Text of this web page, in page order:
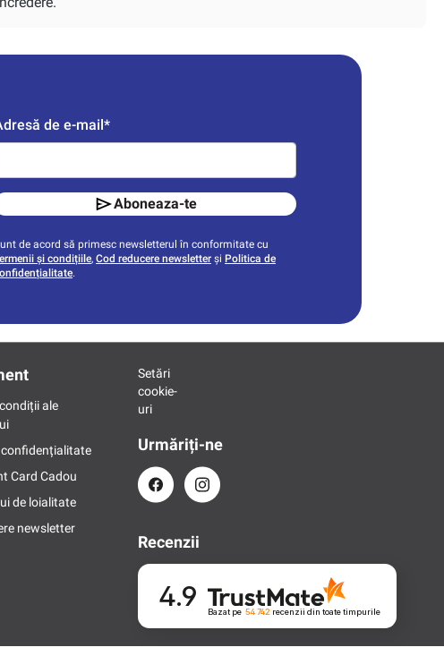
de e-mail*
Aboneaza-te
de acord să primesc newsletterul în conformitate cu
și condițiile, Cod reducere newsletter și Politica de
.
ale
Card Cadou
de loialitate
newsletter
Setări
cookie-
uri
Urmăriți-ne
Recenzii
4.9 Bazat pe 54 742 recenzii din toate timpurile